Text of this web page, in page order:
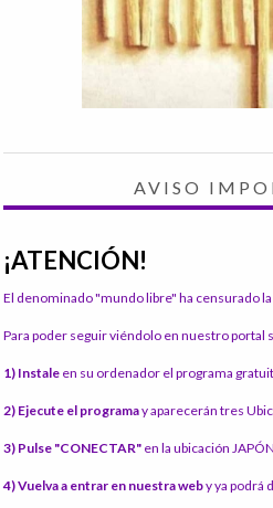
AVISO
¡ATENCIÓN!
El denominado "mundo libre" ha censurado la
Para poder seguir viéndolo en nuestro portal
1) Instale en su ordenador el programa
2) Ejecute el programay aparecerán tres
3) Pulse "CONECTAR" en la ubicación JAPÓN
4) Vuelva a entrar en nuestra weby ya podrá